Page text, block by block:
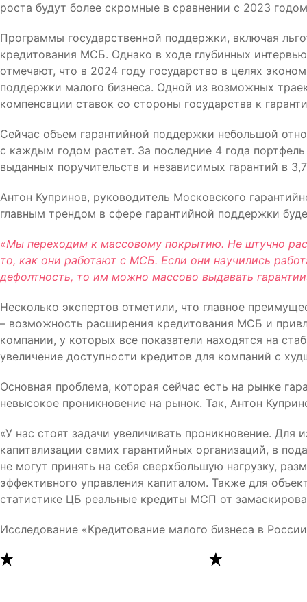
роста будут более скромные в сравнении с 2023
Программы государственной поддержки, включая
кредитования МСБ. Однако в ходе глубинных
отмечают, что в 2024 году государство в целях
поддержки малого бизнеса. Одной из возможных
компенсации ставок со стороны государства к
Сейчас объем гарантийной поддержки небольшой
с каждым годом растет. За последние 4 года
выданных поручительств и независимых гарантий в
Антон Купринов, руководитель Московского
главным трендом в сфере гарантийной поддержки
«Мы переходим к массовому покрытию. Не штучно
то, как они работают с МСБ. Если они научились
дефолтность, то им можно массово выдавать
Несколько экспертов отметили, что главное
– возможность расширения кредитования МСБ и
компании, у которых все показатели находятся на
увеличение доступности кредитов для компаний с
Основная проблема, которая сейчас есть на рынке
невысокое проникновение на рынок. Так, Антон
«У нас стоят задачи увеличивать проникновение.
капитализации самих гарантийных организаций, в
не могут принять на себя сверхбольшую нагрузку,
эффективного управления капиталом. Также для
статистике ЦБ реальные кредиты МСП от
Исследование «Кредитование малого бизнеса в